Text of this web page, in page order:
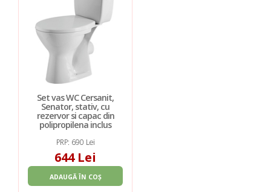
Set vas WC Cersanit,
Senator, stativ, cu
rezervor si capac din
polipropilena inclus
PRP: 690 Lei
644 Lei
ADAUGĂ ÎN COȘ